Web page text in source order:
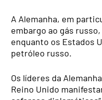
A Alemanha, em
embargo ao gás
enquanto os Estados
petróleo russo.
Os líderes da
Reino Unido